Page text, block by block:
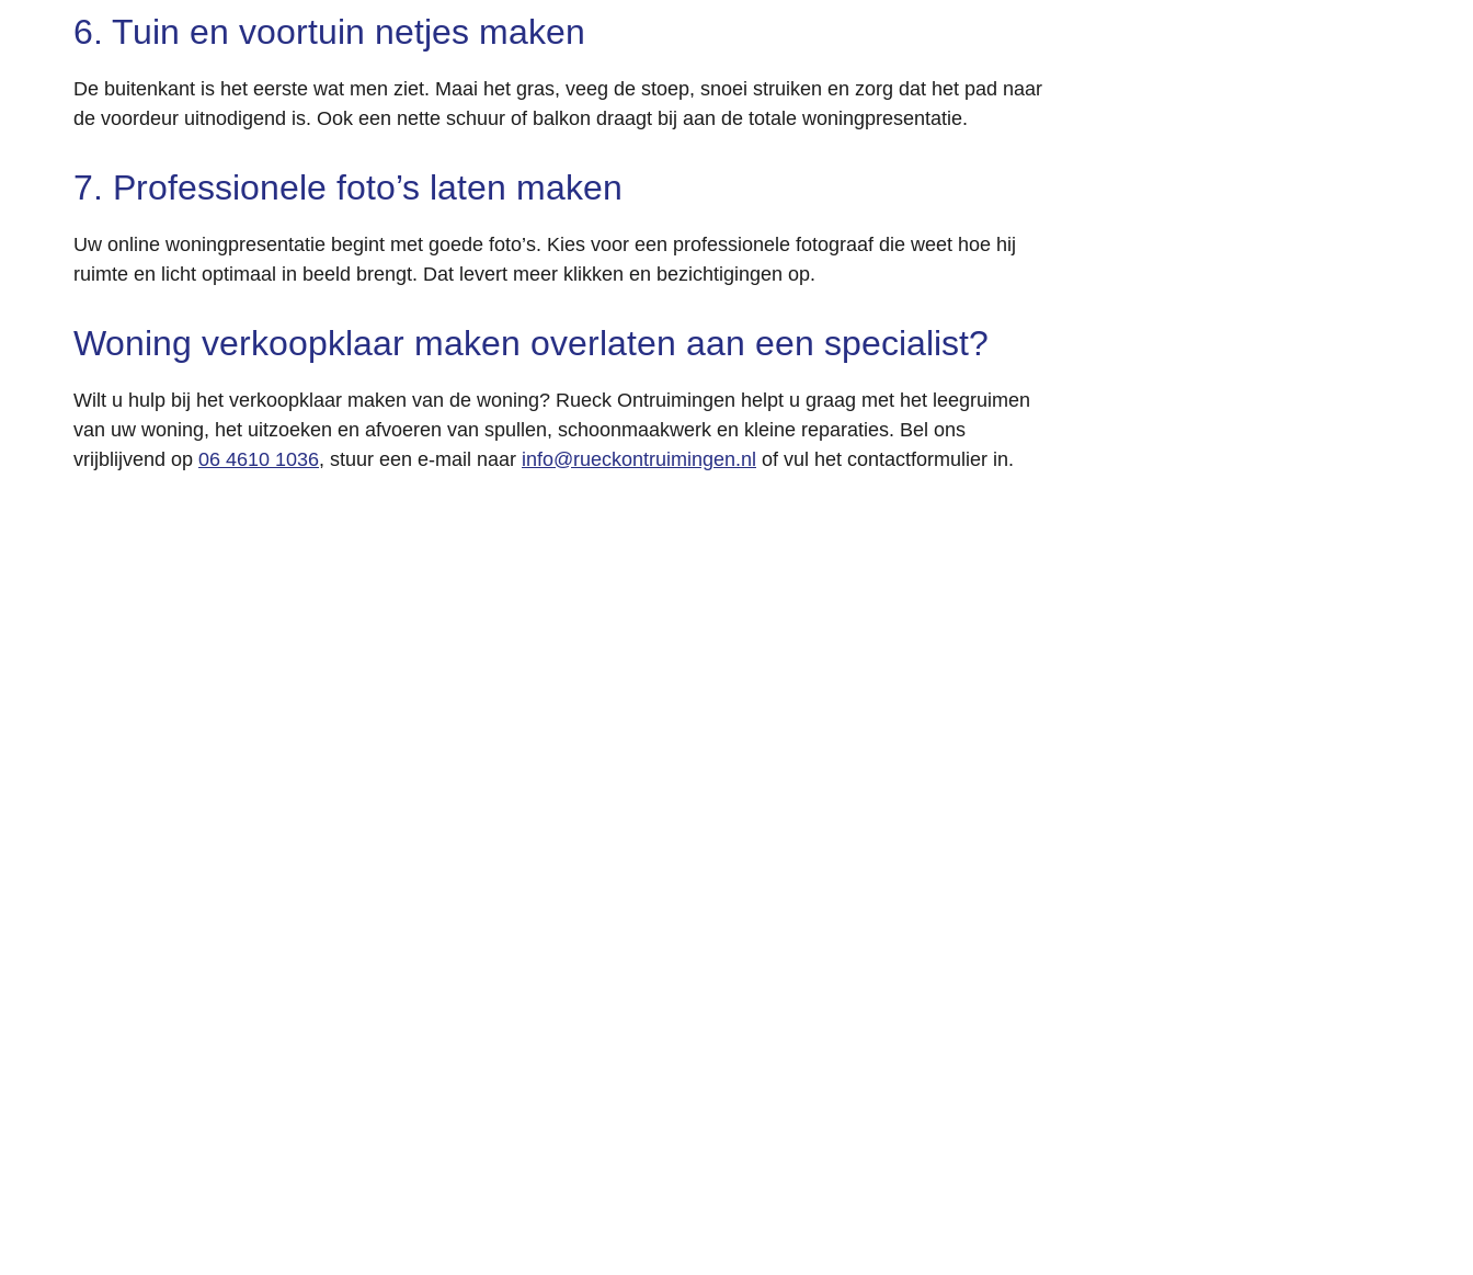
6. Tuin en voortuin netjes maken
De buitenkant is het eerste wat men ziet. Maai het gras, veeg de stoep, snoei struiken en zorg dat het pad naar
de voordeur uitnodigend is. Ook een nette schuur of balkon draagt bij aan de totale woningpresentatie.
7. Professionele foto’s laten maken
Uw online woningpresentatie begint met goede foto’s. Kies voor een professionele fotograaf die weet hoe hij
ruimte en licht optimaal in beeld brengt. Dat levert meer klikken en bezichtigingen op.
Woning verkoopklaar maken overlaten aan een specialist?
Wilt u hulp bij het verkoopklaar maken van de woning? Rueck Ontruimingen helpt u graag met het leegruimen
van uw woning, het uitzoeken en afvoeren van spullen, schoonmaakwerk en kleine reparaties. Bel ons
vrijblijvend op 06 4610 1036, stuur een e-mail naar info@rueckontruimingen.nl of vul het contactformulier in.